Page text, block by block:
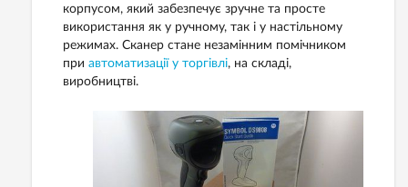
корпусом, який забезпечує зручне та просте
використання як у ручному, так і у настільному
режимах. Сканер стане незамінним помічником
при автоматизації у торгівлі, на складі,
виробництві.